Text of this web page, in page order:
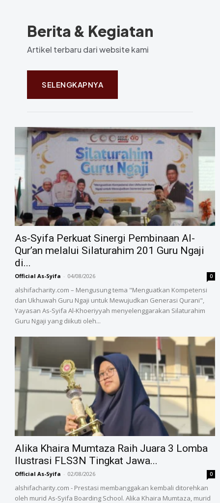
Berita & Kegiatan
Artikel terbaru dari website kami
SELENGKAPNYA
As-Syifa Perkuat Sinergi Pembinaan Al-
Qur’an melalui Silaturahim 201 Guru Ngaji
di...
Official As-Syifa - 04/08/2026 0
alshifacharity.com – Mengusung tema "Menguatkan Kompetensi
dan Ukhuwah Guru Ngaji untuk Mewujudkan Generasi Qurani",
Yayasan As-Syifa Al-Khoeriyyah menyelenggarakan Silaturahim
Guru Ngaji yang diikuti oleh...
Alika Khaira Mumtaza Raih Juara 3 Lomba
Ilustrasi FLS3N Tingkat Jawa...
Official As-Syifa - 02/08/2026 0
alshifacharity.com - Prestasi membanggakan kembali ditorehkan
oleh murid As-Syifa Boarding School. Alika Khaira Mumtaza, murid